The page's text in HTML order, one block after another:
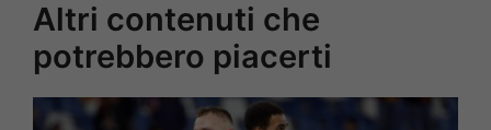
Altri contenuti che
potrebbero piacerti